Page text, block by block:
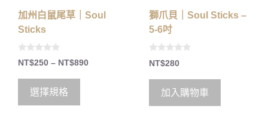
加州白鼠尾草｜Soul
Sticks
0
o
5
NT$250 – NT$890
選擇規格
獅爪貝｜Soul Sticks –
5-6吋
0
o
t
5
NT$280
加入購物車